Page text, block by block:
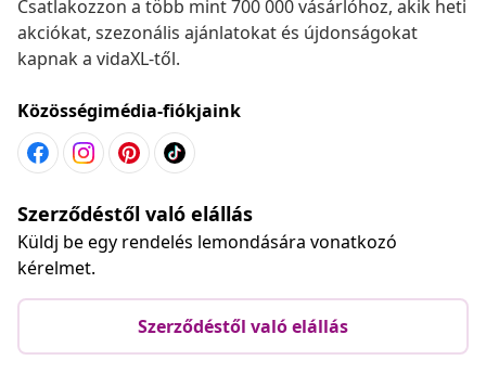
Csatlakozzon a több mint 700 000 vásárlóhoz, akik heti
akciókat, szezonális ajánlatokat és újdonságokat
kapnak a vidaXL-től.
Közösségimédia-fiókjaink
Szerződéstől való elállás
Küldj be egy rendelés lemondására vonatkozó
kérelmet.
Szerződéstől való elállás